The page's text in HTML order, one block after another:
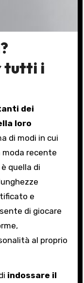
tutti i
dei
loro
di modi in cui
moda recente
quella di
e
di giocare
al proprio
indossare il